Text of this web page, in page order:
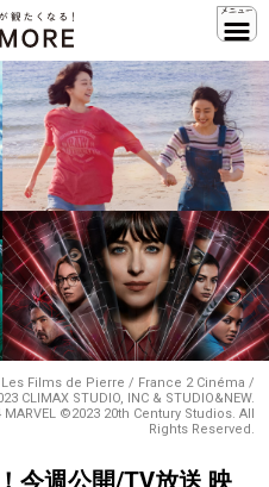
Films de Pierre / France 2 Cinéma /
CLIMAX STUDIO, INC & STUDIO&NEW.
MARVEL ©2023 20th Century Studios. All
Rights Reserved.
今週公開/TV放送 映